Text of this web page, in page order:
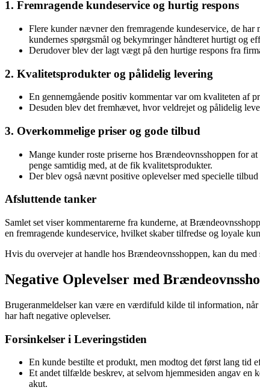
1. Fremragende kundeservice og hurtig respons
Flere kunder nævner den fremragende kundeservice, de
kundernes spørgsmål og bekymringer håndteret hurtigt og
Derudover blev der lagt vægt på den hurtige respons fra
2. Kvalitetsprodukter og pålidelig levering
En gennemgående positiv kommentar var om kvaliteten af
Desuden blev det fremhævet, hvor veldrejet og pålidelig
3. Overkommelige priser og gode tilbud
Mange kunder roste priserne hos Brændeovnsshoppen for
penge samtidig med, at de fik kvalitetsprodukter.
Der blev også nævnt positive oplevelser med specielle
Afsluttende tanker
Samlet set viser kommentarerne fra kunderne, at
en fremragende kundeservice, hvilket skaber tilfredse og loyale
Hvis du overvejer at handle hos Brændeovnsshoppen, kan du
Negative Oplevelser med
Brugeranmeldelser kan være en værdifuld kilde til information,
har haft negative oplevelser.
Forsinkelser i Leveringstiden
En kunde bestilte et produkt, men modtog det først lang tid
Et andet tilfælde beskrev, at selvom hjemmesiden angav
akut.